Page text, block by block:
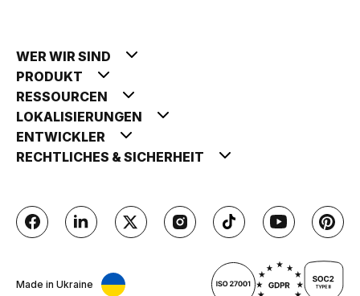
WER WIR SIND
PRODUKT
RESSOURCEN
LOKALISIERUNGEN
ENTWICKLER
RECHTLICHES & SICHERHEIT
Made in Ukraine